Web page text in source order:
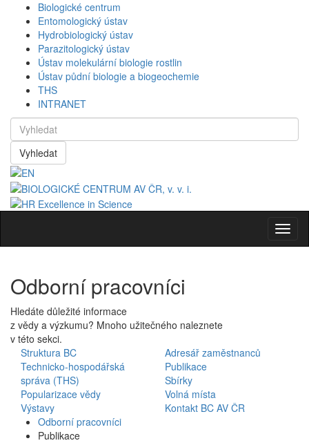
Biologické centrum
Entomologický ústav
Hydrobiologický ústav
Parazitologický ústav
Ústav molekulární biologie rostlin
Ústav půdní biologie a biogeochemie
THS
INTRANET
Vyhledat
Odborní pracovníci
Hledáte důležité informace
z vědy a výzkumu? Mnoho užitečného naleznete
v této sekci.
Struktura BC
Adresář zaměstnanců
Technicko-hospodářská
správa (THS)
Publikace
Sbírky
Popularizace vědy
Volná místa
Výstavy
Kontakt BC AV ČR
Odborní pracovníci
Publikace